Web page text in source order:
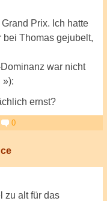
Prix. Ich hatte
bei Thomas gejubelt,
war nicht
»):
ernst?
0
zu alt für das